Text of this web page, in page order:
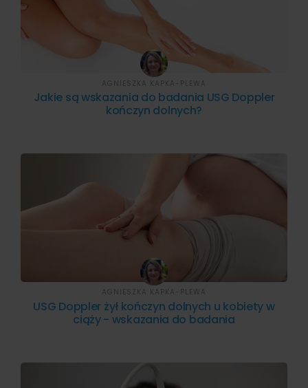
Jakie są wskazania do badania USG Doppler
kończyn dolnych?
AGNIESZKA KAPKA-PLEWA
USG Doppler żył kończyn dolnych u kobiety w
ciąży - wskazania do badania
AGNIESZKA KAPKA-PLEWA